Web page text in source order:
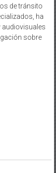
de tránsito
ha
sobre